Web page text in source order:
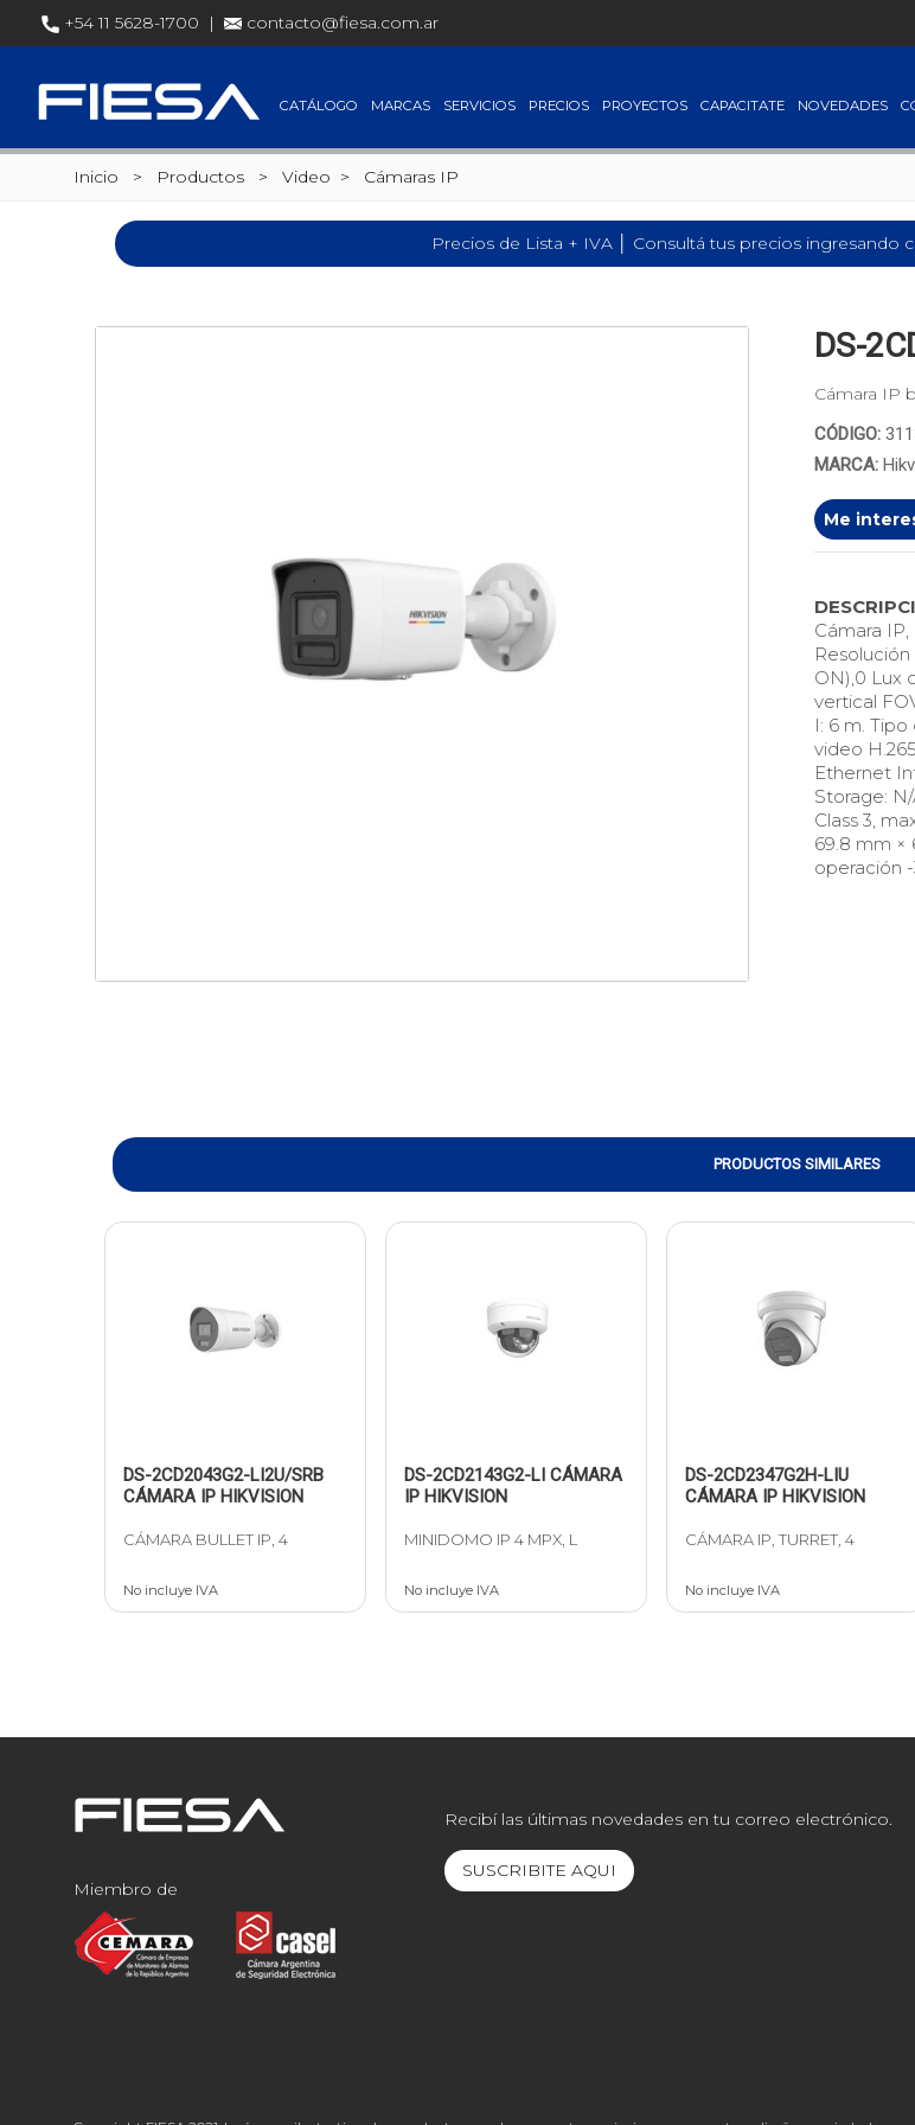
+54 11 5628-1700 | contacto@fiesa.com.ar
CATÁLOGO MARCAS SERVICIOS PRECIOS PROYECTOS CAPACITATE NOVEDADES
Inicio > Productos > Video > Cámaras IP
Precios de Lista + IVA │ Consultá tus precios ingresando
DS-
Cámara IP
CÓDIGO:
MARCA:
Me
Cámara
Resolución
ON),0 Lux
vertical
I: 6 m.
video
Ethernet
Storage:
Class 3,
69.8 mm ×
operación
PRODUCTOS SIMILARES
DS-2CD2043G2-LI2U/SRB
CÁMARA IP HIKVISION
CÁMARA BULLET IP, 4
No incluye IVA
DS-2CD2143G2-LI CÁMARA
IP HIKVISION
MINIDOMO IP 4 MPX, L
No incluye IVA
DS-2CD2347G2H-LIU
CÁMARA IP HIKVISION
CÁMARA IP, TURRET, 4
No incluye IVA
Miembro de
Recibí las últimas novedades en tu correo electrónico.
SUSCRIBITE AQUI